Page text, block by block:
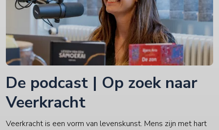
De podcast | Op zoek naar
Veerkracht
Veerkracht is een vorm van levenskunst. Mens zijn met hart